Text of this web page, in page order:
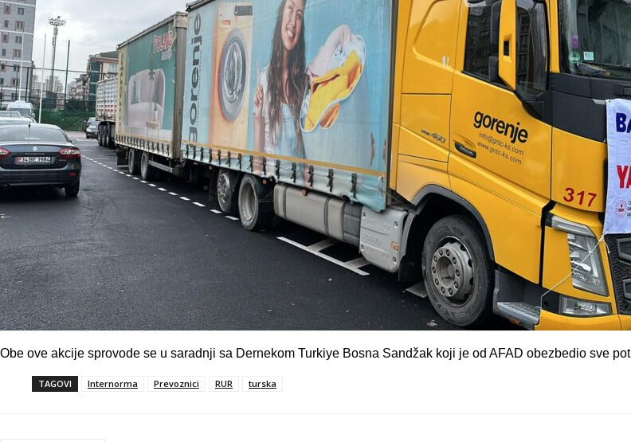
Obe ove akcije sprovode se u saradnji sa Dernekom Turkiye Bosna Sandžak koji je od AFAD obezbedio sve
TAGOVI Internorma Prevoznici RUR turska